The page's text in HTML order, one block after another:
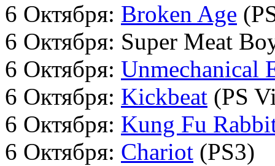
6 Октября: Broken Age
6 Октября: Super Meat
6 Октября: Unmechanical
6 Октября: Kickbeat (PS
6 Октября: Kung Fu
6 Октября: Chariot (PS3)